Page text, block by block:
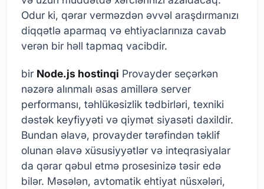
Odur ki, qərar verməzdən əvvəl araşdırmanızı
diqqətlə aparmaq və ehtiyaclarınıza cavab
verən bir həll tapmaq vacibdir.
bir Node.js hostinqi Provayder seçərkən
nəzərə alınmalı əsas amillərə server
performansı, təhlükəsizlik tədbirləri, texniki
dəstək keyfiyyəti və qiymət siyasəti daxildir.
Bundan əlavə, provayder tərəfindən təklif
olunan əlavə xüsusiyyətlər və inteqrasiyalar
da qərar qəbul etmə prosesinizə təsir edə
bilər. Məsələn, avtomatik ehtiyat nüsxələri,